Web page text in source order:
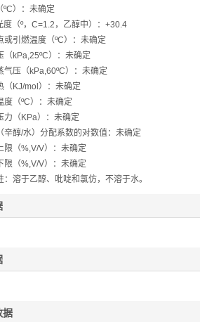
ºC）：未确定
度（º， C=1.2 ，乙醇中）： +30.4
或引燃温度（ºC）：未确定
（ kPa,25ºC）：未确定
气压（ kPa,60ºC）：未确定
（ KJ/mol ）：未确定
度（ºC）：未确定
力（ KPa）：未确定
辛醇/水）分配系数的对数值：未确定
限（%,V/V）：未确定
限（%,V/V）：未确定
：溶于乙醇、 吡啶和氯仿，不溶于水。
据